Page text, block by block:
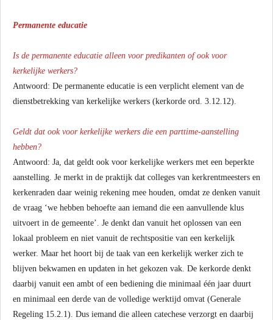
Permanente educatie
Is de permanente educatie alleen voor predikanten of ook voor
kerkelijke werkers?
Antwoord: De permanente educatie is een verplicht element van de
dienstbetrekking van kerkelijke werkers (kerkorde ord. 3.12.12).
Geldt dat ook voor kerkelijke werkers die een parttime-aanstelling
hebben?
Antwoord: Ja, dat geldt ook voor kerkelijke werkers met een beperkte
aanstelling. Je merkt in de praktijk dat colleges van kerkrentmeesters en
kerkenraden daar weinig rekening mee houden, omdat ze denken vanuit
de vraag ‘we hebben behoefte aan iemand die een aanvullende klus
uitvoert in de gemeente’. Je denkt dan vanuit het oplossen van een
lokaal probleem en niet vanuit de rechtspositie van een kerkelijk
werker. Maar het hoort bij de taak van een kerkelijk werker zich te
blijven bekwamen en updaten in het gekozen vak. De kerkorde denkt
daarbij vanuit een ambt of een bediening die minimaal één jaar duurt
en minimaal een derde van de volledige werktijd omvat (Generale
Regeling 15.2.1). Dus iemand die alleen catechese verzorgt en daarbij